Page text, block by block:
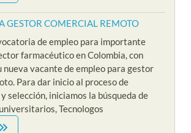
GESTOR COMERCIAL REMOTO
de empleo para importante
farmacéutico en Colombia, con
nueva vacante de empleo para gestor
Para dar inicio al proceso de
selección, iniciamos la búsqueda de
Tecnologos